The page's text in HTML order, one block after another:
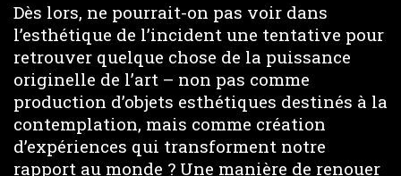
Dès lors, ne pourrait-on pas voir dans
l’esthétique de l’incident une tentative pour
retrouver quelque chose de la puissance
originelle de l’art – non pas comme
production d’objets esthétiques destinés à la
contemplation, mais comme création
d’expériences qui transforment notre
rapport au monde ? Une manière de renouer